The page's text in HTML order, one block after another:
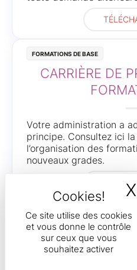
Ce site utilise des cookies
et vous donne le contrôle
sur ceux que vous
souhaitez activer
X
Formations de base
CARRIÈRE DE
Votre administration a
principe. Consultez ici
l’organisation des
nouveaux grades.